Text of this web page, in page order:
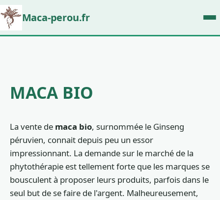
Maca-perou.fr
MACA BIO
La vente de maca bio, surnommée le Ginseng
péruvien, connait depuis peu un essor
impressionnant. La demande sur le marché de la
phytothérapie est tellement forte que les marques se
bousculent à proposer leurs produits, parfois dans le
seul but de se faire de l'argent. Malheureusement,